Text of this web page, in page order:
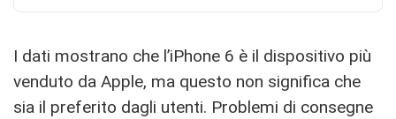
I dati mostrano che l’iPhone 6 è il dispositivo più
venduto da Apple, ma questo non significa che
sia il preferito dagli utenti. Problemi di consegne